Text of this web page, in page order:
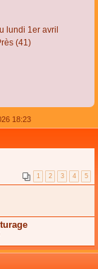
lundi 1er avril
(41)
18:23
1 2 3 4 5